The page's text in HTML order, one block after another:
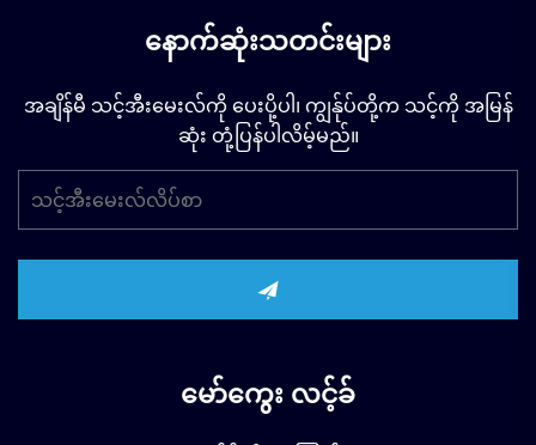
နောက်ဆုံးသတင်းများ
အချိန်မီ သင့်အီးမေးလ်ကို ပေးပို့ပါ၊ ကျွန်ုပ်တို့က သင့်ကို အမြန်
ဆုံး တုံ့ပြန်ပါလိမ့်မည်။
မော်ကွေး လင့်ခ်